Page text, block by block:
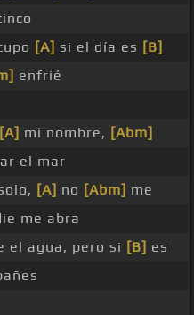
[A] si el día es [B]
enfrié
[A] mi nombre, [Abm]
el mar
[A] no [Abm] me
me abra
el agua, pero si [B] es